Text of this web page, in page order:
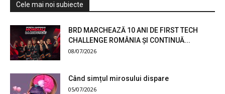
Cele mai noi subiecte
BRD MARCHEAZĂ 10 ANI DE FIRST TECH
CHALLENGE ROMÂNIA ȘI CONTINUĂ...
08/07/2026
Când simțul mirosului dispare
05/07/2026